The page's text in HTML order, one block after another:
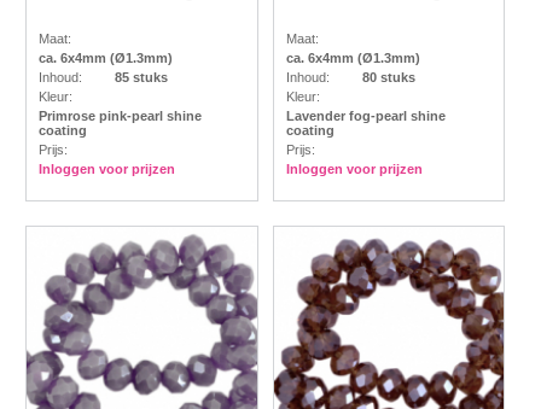
Maat:
ca. 6x4mm (Ø1.3mm)
Inhoud:
85 stuks
Kleur:
Primrose pink-pearl shine
coating
Prijs:
Inloggen voor prijzen
Maat:
ca. 6x4mm (Ø1.3mm)
Inhoud:
80 stuks
Kleur:
Lavender fog-pearl shine
coating
Prijs:
Inloggen voor prijzen